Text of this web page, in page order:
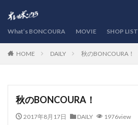
What’s BONCOURA MOVIE SHOP LIST
HOME DAILY 秋のBONCOURA！
秋のBONCOURA！
2017年8月17日 DAILY 1976view
カテゴリー
検索